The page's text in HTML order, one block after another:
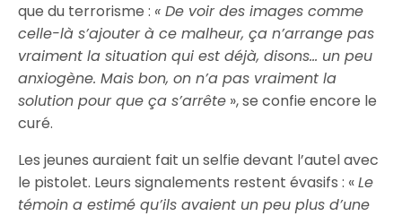
que du terrorisme : « De voir des images comme
celle-là s’ajouter à ce malheur, ça n’arrange pas
vraiment la situation qui est déjà, disons… un peu
anxiogène. Mais bon, on n’a pas vraiment la
solution pour que ça s’arrête », se confie encore le
curé.
Les jeunes auraient fait un selfie devant l’autel avec
le pistolet. Leurs signalements restent évasifs : «Le
témoin a estimé qu’ils avaient un peu plus d’une